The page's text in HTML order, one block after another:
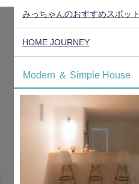
みっちゃんのおすすめスポット
HOME JOURNEY
Modern ＆ Simple House